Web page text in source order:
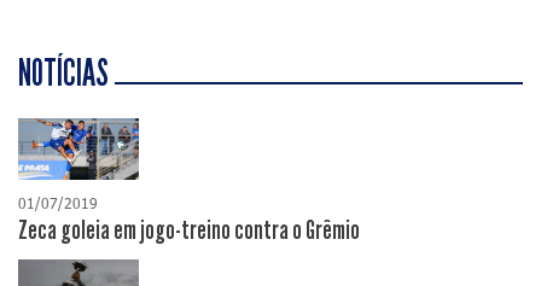
NOTÍCIAS
01/07/2019
Zeca goleia em jogo-treino contra o Grêmio